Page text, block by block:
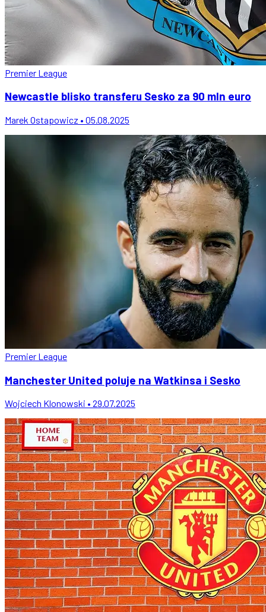
Premier League
Newcastle blisko transferu Sesko za 90 mln euro
Marek Ostapowicz • 05.08.2025
Premier League
Manchester United poluje na Watkinsa i Sesko
Wojciech Klonowski • 29.07.2025